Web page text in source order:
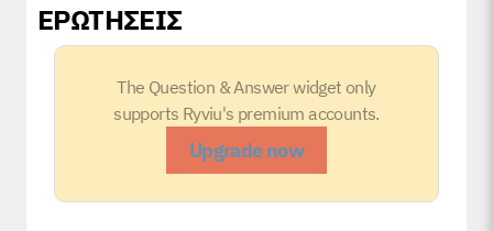
ΕΡΩΤΗΣΕΙΣ
The Question & Answer widget only
supports Ryviu's premium accounts.
Upgrade now